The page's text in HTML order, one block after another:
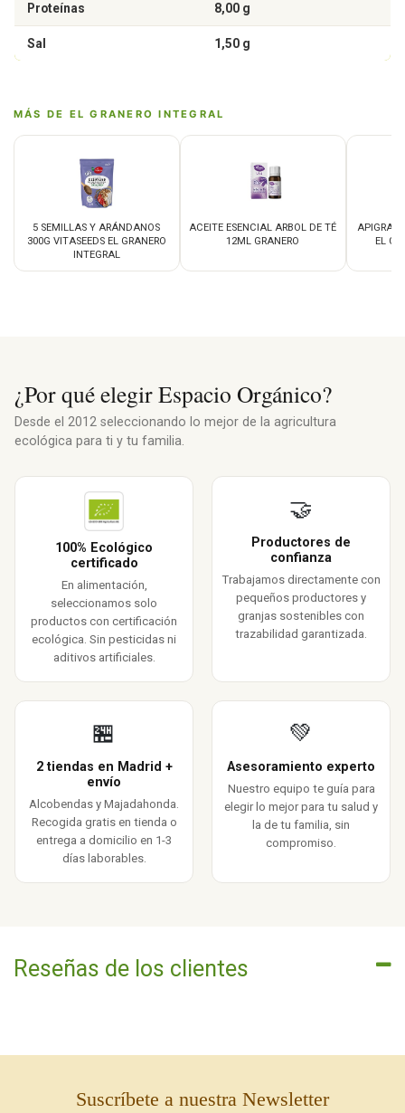
Proteínas 8,00 g
Sal 1,50 g
MÁS DE EL GRANERO INTEGRAL
5 SEMILLAS Y ARÁNDANOS
300G VITASEEDS EL GRANERO
INTEGRAL
ACEITE ESENCIAL ARBOL DE TÉ
12ML GRANERO
APIGRAN
EL
¿Por qué elegir Espacio Orgánico?
Desde el 2012 seleccionando lo mejor de la agricultura
ecológica para ti y tu familia.
100% Ecológico
certificado
En alimentación,
seleccionamos solo
productos con certificación
ecológica. Sin pesticidas ni
aditivos artificiales.
🤝
Productores de
confianza
Trabajamos directamente con
pequeños productores y
granjas sostenibles con
trazabilidad garantizada.
🏪
2 tiendas en Madrid +
envío
Alcobendas y Majadahonda.
Recogida gratis en tienda o
entrega a domicilio en 1-3
días laborables.
💚
Asesoramiento experto
Nuestro equipo te guía para
elegir lo mejor para tu salud y
la de tu familia, sin
compromiso.
Reseñas de los clientes
Suscríbete a nuestra Newsletter